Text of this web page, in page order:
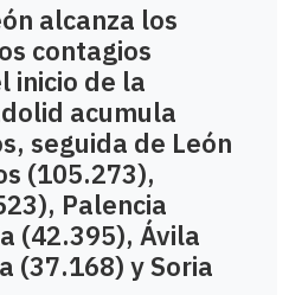
alcanza los
contagios
inicio de la
acumula
seguida de León
(105.273),
Palencia
(42.395), Ávila
(37.168) y Soria